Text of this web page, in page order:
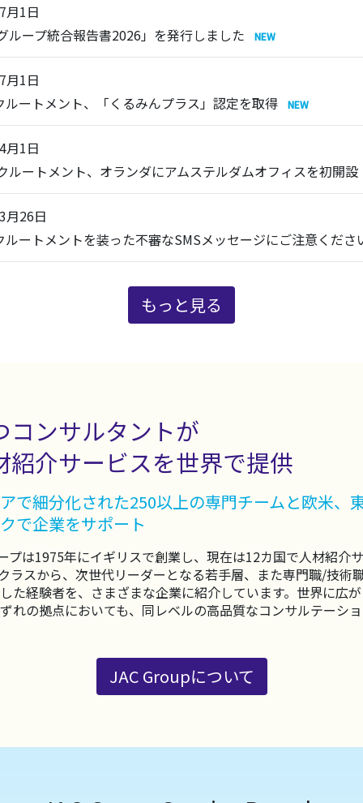
月1日
ループ統合報告書2026」を発行しました
月1日
ルートメント、「くるみんプラス」認定を取得
月1日
ルートメント、オランダにアムステルダムオフィスを初開設
月26日
ルートメントを装った不審なSMSメッセージにご注意くださ
もっと見る
コンサルタントが
紹介サービスを世界で提供
で細分化された250以上の専門チームと欧米、
で企業をサポート
プは1975年にイギリスで創業し、現在は12カ国で人材紹介
ラスから、次世代リーダーとなる若手層、また専門職/技術
た経験者を、さまざまな企業に紹介しています。世界に広
れの拠点においても、同レベルの高品質なコンサルテーシ
JAC Groupについて